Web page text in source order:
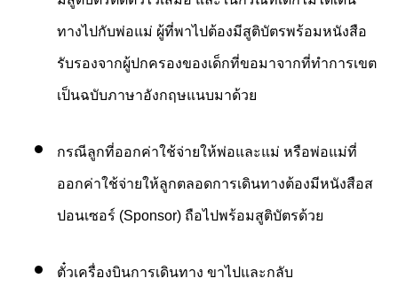
ทางไปกับพ่อแม่ ผู้ที่พาไปต้องมีสูติบัตรพร้อมหนังสือ
รับรองจากผู้ปกครองของเด็กที่ขอมาจากที่ทำการเขต
เป็นฉบับภาษาอังกฤษแนบมาด้วย
กรณีลูกที่ออกค่าใช้จ่ายให้พ่อและแม่ หรือพ่อแม่ที่
ออกค่าใช้จ่ายให้ลูกตลอดการเดินทางต้องมีหนังสือส
ปอนเซอร์ (Sponsor) ถือไปพร้อมสูติบัตรด้วย
ตั๋วเครื่องบินการเดินทาง ขาไปและกลับ